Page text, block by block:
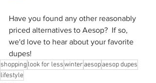
Have you found any other reasonably
priced alternatives to Aesop?  If so,
we'd love to hear about your favorite
dupes!
shopping look for lesswinter aesopaesop dupes
lifestyle